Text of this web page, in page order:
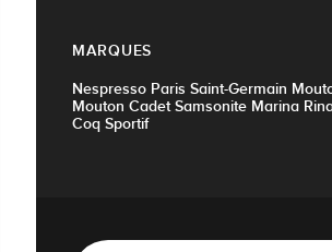
MARQUES
Nespresso Paris Saint-Germain
Mouton Cadet Samsonite Marina
Coq Sportif